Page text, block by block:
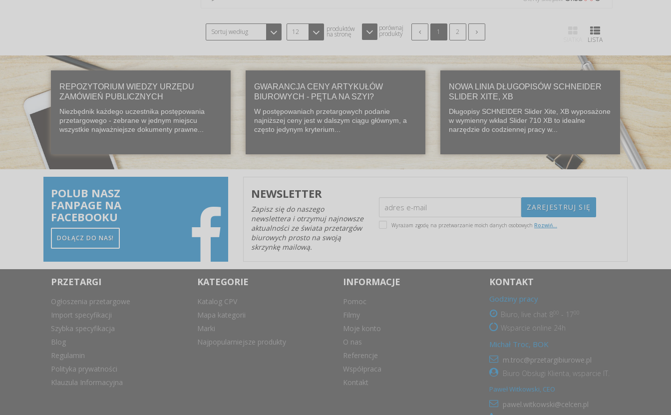
Sortuj według 12 produktów
na stronę
porównaj
produkty 1
2
LISTA
REPOZYTORIUM WIEDZY URZĘDU
ZAMÓWIEŃ PUBLICZNYCH
Niezbędnik każdego uczestnika postępowania
przetargowego - zebrane w jednym miejscu
wszystkie najważniejsze dokumenty prawne...
GWARANCJA CENY ARTYKUŁÓW
BIUROWYCH - PĘTLA NA SZYI?
W postępowaniach przetargowych podanie
najniższej ceny jest w dalszym ciągu głównym, a
często jedynym kryterium...
NOWA LINIA DŁUGOPISÓW SCHNEIDER
SLIDER XITE, XB
Długopisy SCHNEIDER Slider Xite, XB wyposażone
w wymienny wkład Slider 710 XB to idealne
narzędzie do codziennej pracy w...
POLUB NASZ
FANPAGE NA
FACEBOOKU
DOŁĄCZ DO NAS!
NEWSLETTER
Zapisz się do naszego
newslettera i otrzymuj najnowsze
aktualności ze świata przetargów
biurowych prosto na swoją
skrzynkę mailową.
Wyrażam zgodę na przetwarzanie moich danych osobowych Rozwiń...
PRZETARGI
Ogłoszenia przetargowe
Import specyfikacji
Szybka specyfikacja
Blog
Regulamin
Polityka prywatności
Klauzula Informacyjna
KATEGORIE
Katalog CPV
Mapa kategorii
Marki
Najpopularniejsze produkty
INFORMACJE
Pomoc
Filmy
Moje konto
O nas
Referencje
Współpraca
Kontakt
KONTAKT
Godziny pracy
Biuro, live chat 8 - 17
Wsparcie online 24h
Michał Troc, BOK
m.troc@przetargibiurowe.pl
Biuro Obsługi Klienta, wsparcie IT.
Paweł Witkowski, CEO
pawel.witkowski@celcen.pl